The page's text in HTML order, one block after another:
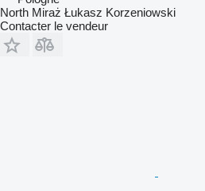
North Miraż Łukasz Korzeniowski
Contacter le vendeur